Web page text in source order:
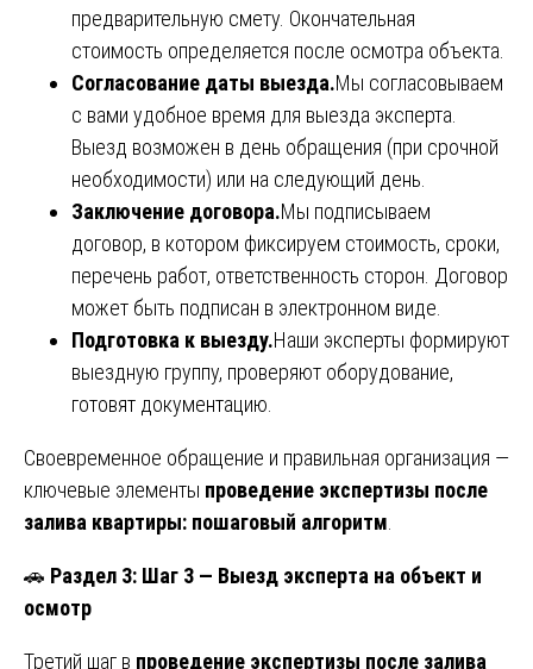
предварительную смету. Окончательная
стоимость определяется после осмотра объекта.
Согласование даты выезда.Мы согласовываем
с вами удобное время для выезда эксперта.
Выезд возможен в день обращения (при срочной
необходимости) или на следующий день.
Заключение договора.Мы подписываем
договор, в котором фиксируем стоимость, сроки,
перечень работ, ответственность сторон. Договор
может быть подписан в электронном виде.
Подготовка к выезду.Наши эксперты формируют
выездную группу, проверяют оборудование,
готовят документацию.
Своевременное обращение и правильная организация —
ключевые элементы проведение экспертизы после
залива квартиры: пошаговый алгоритм
🚗 Раздел 3: Шаг 3 — Выезд эксперта на объект и
осмотр
Третий шаг в проведение экспертизы после залива